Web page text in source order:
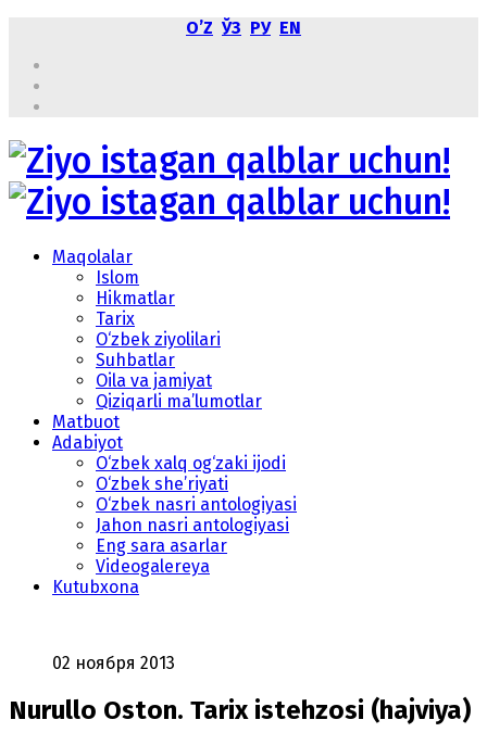
OʼZ ЎЗ РУ EN
Maqolalar
Islom
Hikmatlar
Tarix
O‘zbek ziyolilari
Suhbatlar
Oila va jamiyat
Qiziqarli ma’lumotlar
Matbuot
Adabiyot
O‘zbek xalq og‘zaki ijodi
O‘zbek she’riyati
O‘zbek nasri antologiyasi
Jahon nasri antologiyasi
Eng sara asarlar
Videogalereya
Kutubxona
02 ноября 2013
Nurullo Oston. Tarix istehzosi (hajviya)